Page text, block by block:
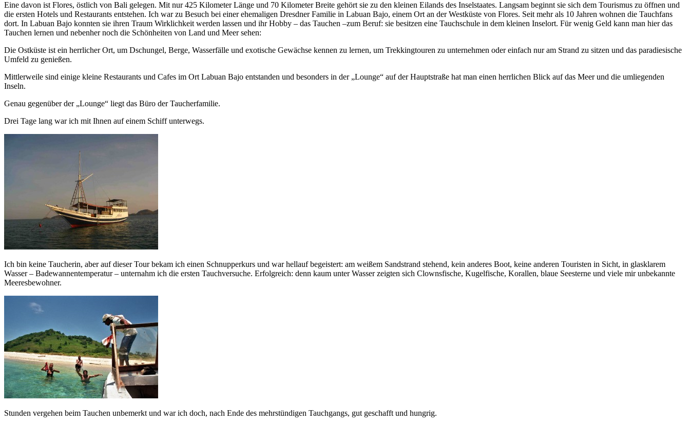
Eine davon ist Flores, östlich von Bali gelegen. Mit nur 425 Kilometer Länge und 70 Kilometer Breite gehört sie zu den kleinen Eilands des Inselstaates. Langsam beginnt sie sich dem Tourismus zu öffnen und
die ersten Hotels und Restaurants entstehen. Ich war zu Besuch bei einer ehemaligen Dresdner Familie in Labuan Bajo, einem Ort an der Westküste von Flores. Seit mehr als 10 Jahren wohnen die Tauchfans
dort. In Labuan Bajo konnten sie ihren Traum Wirklichkeit werden lassen und ihr Hobby – das Tauchen –zum Beruf: sie besitzen eine Tauchschule in dem kleinen Inselort. Für wenig Geld kann man hier das
Tauchen lernen und nebenher noch die Schönheiten von Land und Meer sehen:
Die Ostküste ist ein herrlicher Ort, um Dschungel, Berge, Wasserfälle und exotische Gewächse kennen zu lernen, um Trekkingtouren zu unternehmen oder einfach nur am Strand zu sitzen und das paradiesische
Umfeld zu genießen.
Mittlerweile sind einige kleine Restaurants und Cafes im Ort Labuan Bajo entstanden und besonders in der „Lounge“ auf der Hauptstraße hat man einen herrlichen Blick auf das Meer und die umliegenden
Inseln.
Genau gegenüber der „Lounge“ liegt das Büro der Taucherfamilie.
Drei Tage lang war ich mit Ihnen auf einem Schiff unterwegs.
Ich bin keine Taucherin, aber auf dieser Tour bekam ich einen Schnupperkurs und war hellauf begeistert: am weißem Sandstrand stehend, kein anderes Boot, keine anderen Touristen in Sicht, in glasklarem
Wasser – Badewannentemperatur – unternahm ich die ersten Tauchversuche. Erfolgreich: denn kaum unter Wasser zeigten sich Clownsfische, Kugelfische, Korallen, blaue Seesterne und viele mir unbekannte
Meeresbewohner.
Stunden vergehen beim Tauchen unbemerkt und war ich doch, nach Ende des mehrstündigen Tauchgangs, gut geschafft und hungrig.